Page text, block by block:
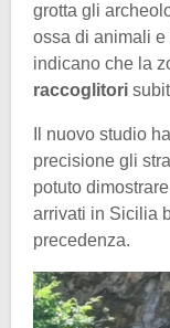
grotta gli
ossa di animali e
indicano che la
raccoglitori
Il nuovo studio
precisione gli
potuto
arrivati in Sicilia
precedenza.